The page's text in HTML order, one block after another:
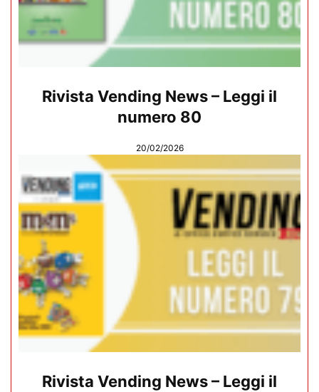
Rivista Vending News – Leggi il
numero 80
20/02/2026
Rivista Vending News – Leggi il